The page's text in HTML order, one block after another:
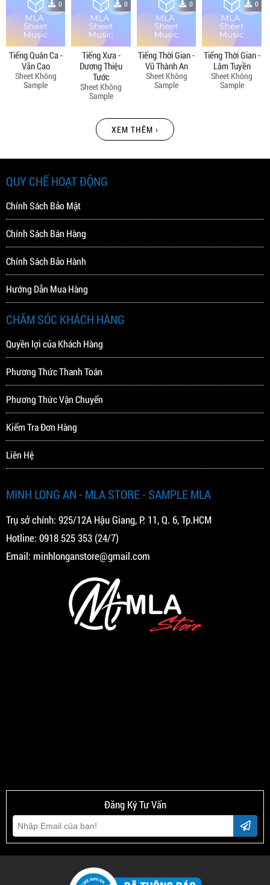
0
Tiếng Quân Ca -
Văn Cao
Sheet Không
Sample
0
Tiếng Xưa -
Dương Thiệu
Tước
Sheet Không
Sample
0
Tiếng Thời Gian -
Vũ Thành An
Sheet Không
Sample
0
Tiếng Thời Gian -
Lâm Tuyền
Sheet Không
Sample
XEM THÊM ›
QUY CHẾ HOẠT ĐỘNG
Chính Sách Bảo Mật
Chính Sách Bán Hàng
Chính Sách Bảo Hành
Hướng Dẫn Mua Hàng
CHĂM SÓC KHÁCH HÀNG
Quyền lợi của Khách Hàng
Phương Thức Thanh Toán
Phương Thức Vận Chuyển
Kiểm Tra Đơn Hàng
Liên Hệ
MINH LONG AN - MLA STORE - SAMPLE MLA
Trụ sở chính: 925/12A Hậu Giang, P. 11, Q. 6, Tp.HCM
Hotline: 0918 525 353 (24/7)
Email: minhlonganstore@gmail.com
Đăng Ký Tư Vấn